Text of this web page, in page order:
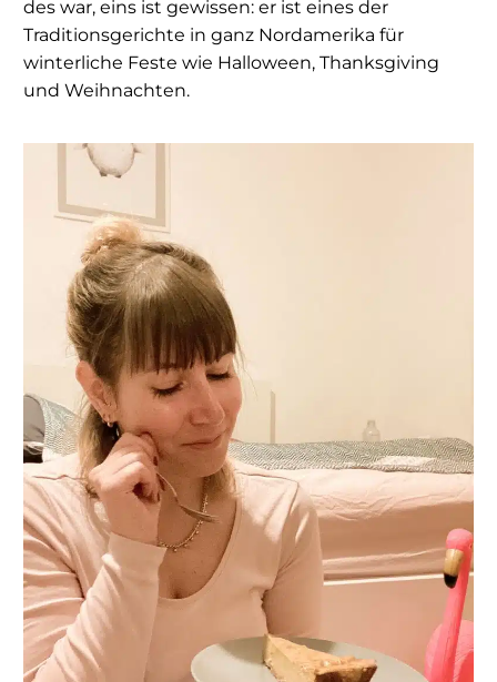
des war, eins ist gewissen: er ist eines der
Traditionsgerichte in ganz Nordamerika für
winterliche Feste wie Halloween, Thanksgiving
und Weihnachten.